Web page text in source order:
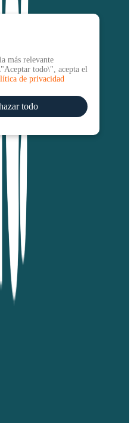
más relevante
todo\", acepta el
de privacidad
todo